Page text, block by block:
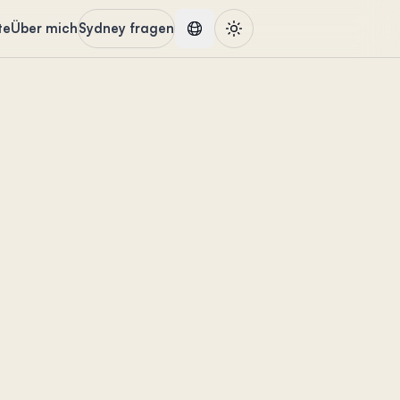
Über michSydney fragen